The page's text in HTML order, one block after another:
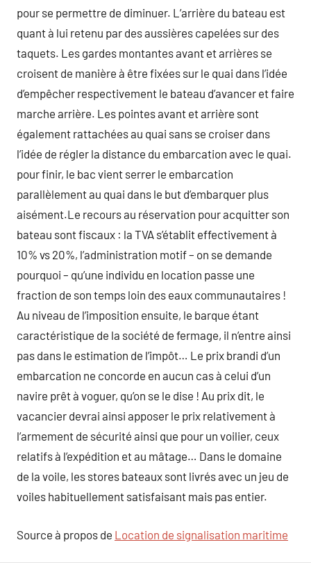
pour se permettre de diminuer. L’arrière du bateau est
quant à lui retenu par des aussières capelées sur des
taquets. Les gardes montantes avant et arrières se
croisent de manière à être fixées sur le quai dans l’idée
d’empêcher respectivement le bateau d’avancer et faire
marche arrière. Les pointes avant et arrière sont
également rattachées au quai sans se croiser dans
l’idée de régler la distance du embarcation avec le quai.
pour finir, le bac vient serrer le embarcation
parallèlement au quai dans le but d’embarquer plus
aisément.Le recours au réservation pour acquitter son
bateau sont fiscaux : la TVA s’établit effectivement à
10% vs 20%, l’administration motif – on se demande
pourquoi – qu’une individu en location passe une
fraction de son temps loin des eaux communautaires !
Au niveau de l’imposition ensuite, le barque étant
caractéristique de la société de fermage, il n’entre ainsi
pas dans le estimation de l’impôt… Le prix brandi d’un
embarcation ne concorde en aucun cas à celui d’un
navire prêt à voguer, qu’on se le dise ! Au prix dit, le
vacancier devrai ainsi apposer le prix relativement à
l’armement de sécurité ainsi que pour un voilier, ceux
relatifs à l’expédition et au mâtage… Dans le domaine
de la voile, les stores bateaux sont livrés avec un jeu de
voiles habituellement satisfaisant mais pas entier.
Source à propos de Location de signalisation maritime